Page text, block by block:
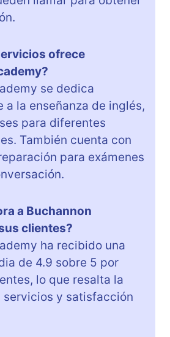
ofrece
se dedica
a la enseñanza de inglés,
para diferentes
También cuenta con
para exámenes
a Buchannon
clientes?
ha recibido una
de 4.9 sobre 5 por
lo que resalta la
servicios y satisfacción